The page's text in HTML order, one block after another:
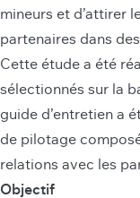
mineurs et d’attirer
partenaires dans
Cette étude a été
sélectionnés sur la
guide d’entretien a
de pilotage
relations avec les
Objectif